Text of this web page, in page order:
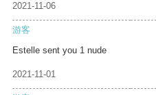
2021-11-06
游客
Estelle sent you 1 nude
2021-11-01